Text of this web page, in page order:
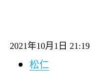
2021年10月 1 日 21:19
松仁